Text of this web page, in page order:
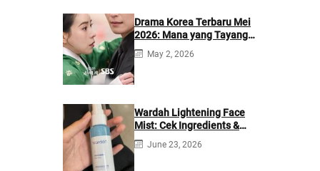
Drama Korea Terbaru Mei
2026: Mana yang Tayang
di Netflix?
May 2, 2026
Wardah Lightening Face
Mist: Cek Ingredients &
Manfaatnya
June 23, 2026